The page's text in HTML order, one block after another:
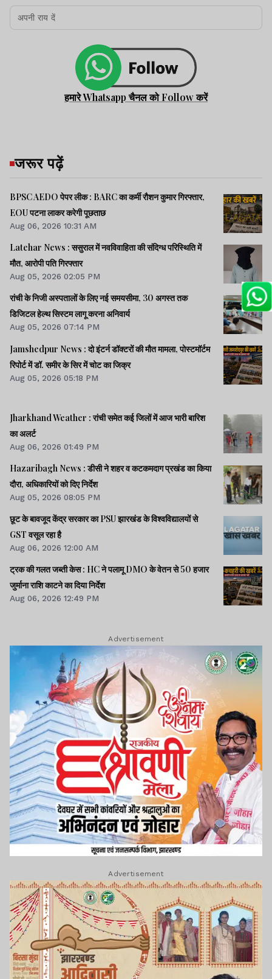
हमारे Whatsapp चैनल को Follow करें
जरूर पढ़ें
BPSC AEDO पेपर लीक : BARC का कर्मी रौशन कुमार गिरफ्तार,
EOU पटना लाकर करेगी पूछताछ
Aug 06, 2026 10:31 AM
Latehar News : ससुराल में नवविवाहिता की संदिग्ध परिस्थिति में
मौत, आरोपी पति गिरफ्तार
Aug 05, 2026 02:05 PM
रांची के निजी अस्पतालों के लिए नई समयसीमा, 30 अगस्त तक
डिजिटल हेल्थ सिस्टम लागू करना अनिवार्य
Aug 05, 2026 07:14 PM
Jamshedpur News : दो इंटर्न डॉक्टरों की मौत मामला, पोस्टमॉर्टम
रिपोर्ट में डॉ. समीर के सिर में चोट का जिक्र
Aug 05, 2026 05:18 PM
Jharkhand Weather : रांची समेत कई जिलों में आज भारी बारिश
का अलर्ट
Aug 06, 2026 01:49 PM
Hazaribagh News : डीसी ने शहर व कटकमदाग प्रखंड का किया
दौरा, अधिकारियों को दिए निर्देश
Aug 05, 2026 08:05 PM
छूट के बावजूद केंद्र सरकार का PSU झारखंड के विश्वविद्यालयों से
GST वसूल रहा है
Aug 06, 2026 12:00 AM
ट्रक की गलत जब्ती केस : HC ने पलामू DMO के वेतन से 50 हजार
जुर्माना राशि काटने का दिया निर्देश
Aug 06, 2026 12:49 PM
Advertisement
Advertisement